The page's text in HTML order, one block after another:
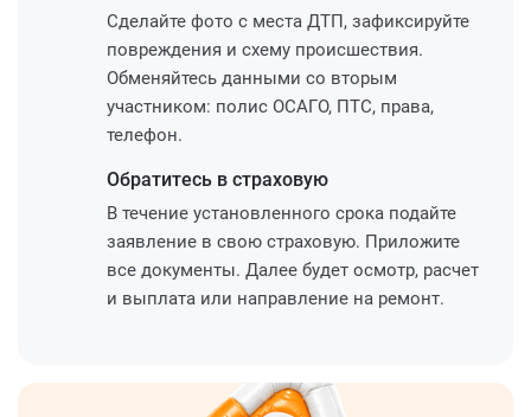
Сделайте фото с места ДТП, зафиксируйте
повреждения и схему происшествия.
Обменяйтесь данными со вторым
участником: полис ОСАГО, ПТС, права,
телефон.
Обратитесь в страховую
В течение установленного срока подайте
заявление в свою страховую. Приложите
все документы. Далее будет осмотр, расчет
и выплата или направление на ремонт.